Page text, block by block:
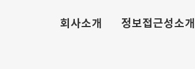
회사소개 정보접근성소개